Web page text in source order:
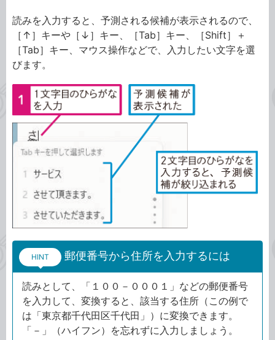
読みを入力すると、予測される候補が表示されるので、
［↑］キーや［↓］キー、［Tab］キー、［Shift］＋
［Tab］キー、マウス操作などで、入力したい文字を選
びます。
HINT 郵便番号から住所を入力するには
読みとして、「１００－０００１」などの郵便番号
を入力して、変換すると、該当する住所（この例で
は「東京都千代田区千代田」）に変換できます。
「－」（ハイフン）を忘れずに入力しましょう。